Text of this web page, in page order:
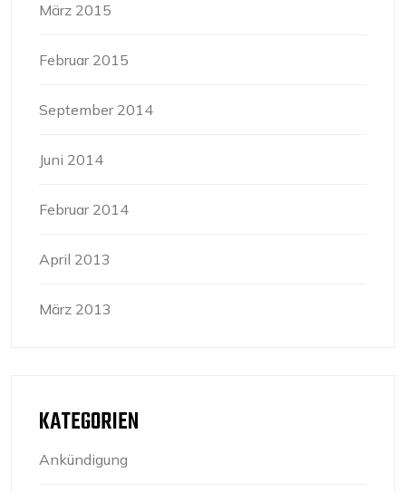
März 2015
Februar 2015
September 2014
Juni 2014
Februar 2014
April 2013
März 2013
KATEGORIEN
Ankündigung